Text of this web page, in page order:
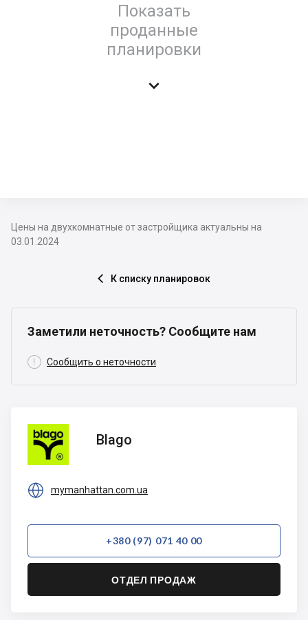
Показать
проданные
планировки

Цены на двухкомнатные от застройщика актуальны на
03.01.2024
 К списку планировок
Заметили неточность? Сообщите нам
 Сообщить о неточности
Blago
Blago
 mymanhattan.com.ua
+380 (97) 071 40 00
ОТДЕЛ ПРОДАЖ